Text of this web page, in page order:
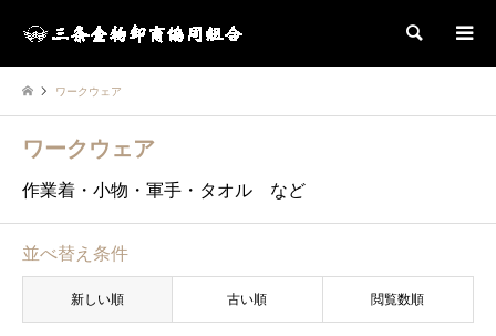
検索
ワークウェア
ワークウェア
作業着・小物・軍手・タオル など
並べ替え条件
新しい順 古い順 閲覧数順